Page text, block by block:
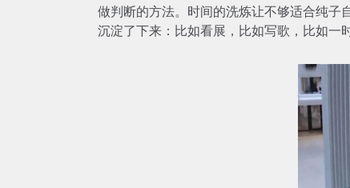
做判断的方法。时间的洗炼让不够适合纯子
沉淀了下来：比如看展，比如写歌，比如一